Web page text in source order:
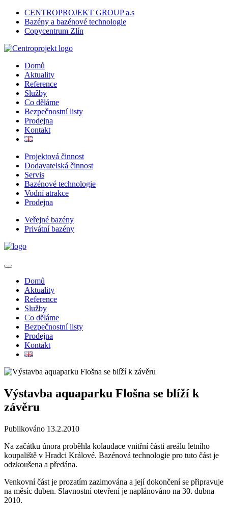
CENTROPROJEKT GROUP a.s
Bazény a bazénové technologie
Copycentrum Zlín
Domů
Aktuality
Reference
Služby
Co děláme
Bezpečnostní listy
Prodejna
Kontakt
Projektová činnost
Dodavatelská činnost
Servis
Bazénové technologie
Vodní atrakce
Prodejna
Veřejné bazény
Privátní bazény
Domů
Aktuality
Reference
Služby
Co děláme
Bezpečnostní listy
Prodejna
Kontakt
Výstavba aquaparku Flošna se blíží k
závěru
Publikováno 13.2.2010
Na začátku února proběhla kolaudace vnitřní části areálu letního
koupaliště v Hradci Králové. Bazénová technologie pro tuto část je
odzkoušena a předána.
Venkovní část je prozatím zazimována a její dokončení se připravuje
na měsíc duben. Slavnostní otevření je naplánováno na 30. dubna
2010.